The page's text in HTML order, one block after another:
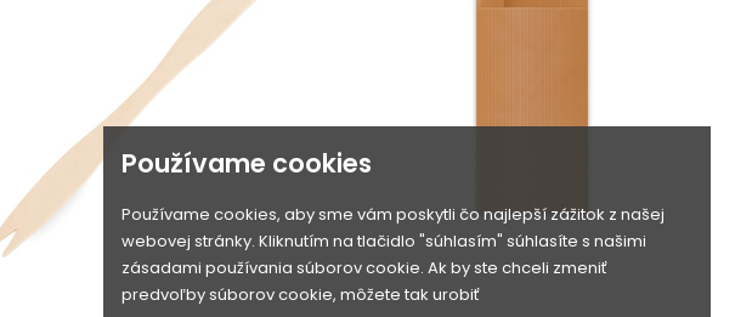
Používame cookies
Používame cookies, aby sme vám poskytli čo najlepší zážitok z našej
webovej stránky. Kliknutím na tlačidlo "súhlasím" súhlasíte s našimi
zásadami používania súborov cookie. Ak by ste chceli zmeniť
predvoľby súborov cookie, môžete tak urobiť